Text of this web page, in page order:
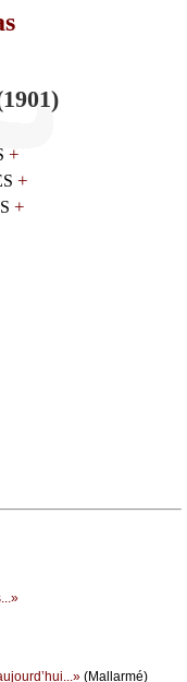
+
+
+
(Μаllаrmé)